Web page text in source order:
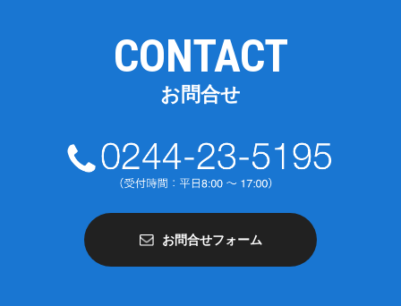
CONTACT
お問合せ
お問合せフォーム